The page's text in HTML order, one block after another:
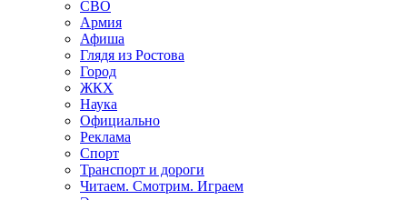
СВО
Армия
Афиша
Глядя из Ростова
Город
ЖКХ
Наука
Официально
Реклама
Спорт
Транспорт и дороги
Читаем. Смотрим. Играем